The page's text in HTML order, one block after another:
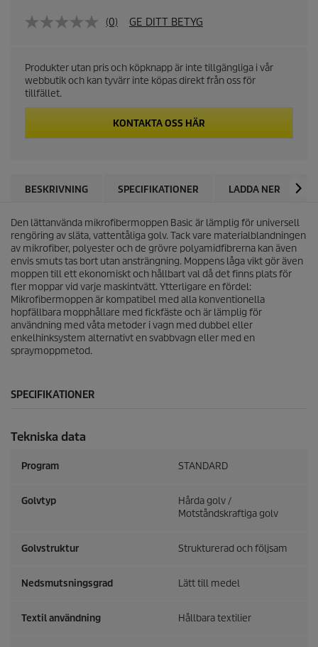
(0) GE DITT BETYG
Produkter utan pris och köpknapp är inte tillgängliga i vår
webbutik och kan tyvärr inte köpas direkt från oss för
tillfället.
KONTAKTA OSS HÄR
BESKRIVNING SPECIFIKATIONER LADDA NER
Den lättanvända mikrofibermoppen Basic är lämplig för universell
rengöring av släta, vattentåliga golv. Tack vare materialblandningen
av mikrofiber, polyester och de grövre polyamidfibrerna kan även
envis smuts tas bort utan ansträngning. Moppens låga vikt gör även
moppen till ett ekonomiskt och hållbart val då det finns plats för
fler moppar vid varje maskintvätt. Ytterligare en fördel:
Mikrofibermoppen är kompatibel med alla konventionella
hopfällbara mopphållare med fickfäste och är lämplig för
användning med våta metoder i vagn med dubbel eller
enkelhinksystem alternativt en svabbvagn eller med en
spraymoppmetod.
SPECIFIKATIONER
Tekniska data
Program STANDARD
Golvtyp
Hårda golv /
Motståndskraftiga golv
Golvstruktur Strukturerad och följsam
Nedsmutsningsgrad Lätt till medel
Textil användning Hållbara textilier